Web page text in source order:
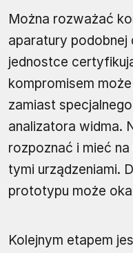
Można rozważać
aparatury podobnej
jednostce
kompromisem
zamiast
analizatora widma.
rozpoznać i mieć
tymi urządzeniami.
prototypu może
Kolejnym etapem